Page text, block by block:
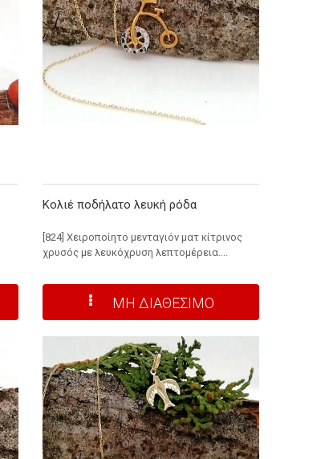
Κολιέ ποδήλατο λευκή ρόδα
[824] Χειροποίητο μενταγιόν ματ κίτρινος
χρυσός με λευκόχρυση λεπτομέρεια....
ΜΗ ΔΙΑΘΕΣΙΜΟ